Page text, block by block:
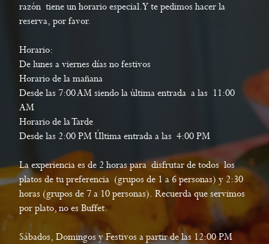
razón tiene un horario especial. Y te pedimos hacer la
reserva, por favor.
Horario:
De lunes a viernes días no festivos
Horario de la mañana
Desde las 7:00 AM siendo la última entrada a las 11:00
AM
Horario de la Tarde
Desde las 2:00 PM Última entrada a las 4:00 PM
La experiencia es de 2 horas para disfrutar de todos los
platos de tu preferencia (grupos de 1 a 6 personas) y 2:30
horas (grupos de 7 a 10 personas). Recuerda que servimos
por plato, no es Buffet.
Sábados, Domingos y Festivos a partir de las 12:00 PM